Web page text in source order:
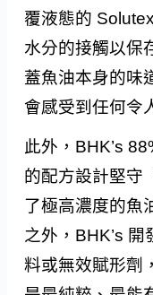
覆液態的
水分的接觸以保
蓋魚油本身的味
會感受到任何令
此外，BHK’s
的配方設計堅守
了極高濃度的魚
之外，BHK’s
料或無效賦形劑